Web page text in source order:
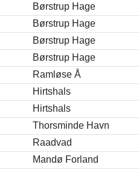
Børstrup Hage
Børstrup Hage
Børstrup Hage
Børstrup Hage
Ramløse Å
Hirtshals
Hirtshals
Thorsminde Havn
Raadvad
Mandø Forland